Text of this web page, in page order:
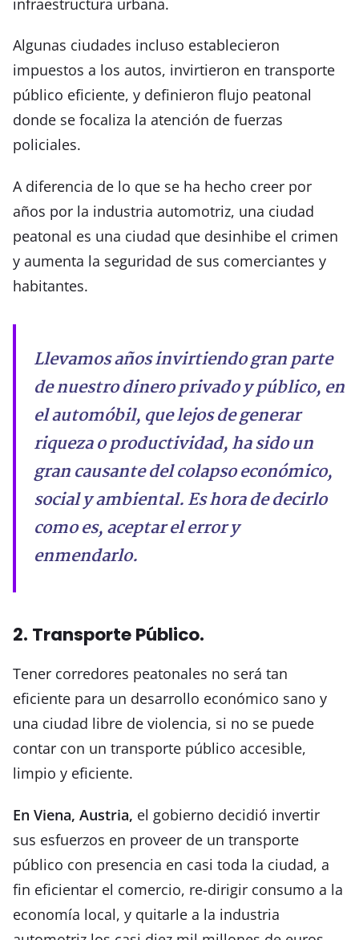
Algunas ciudades incluso establecieron
impuestos a los autos, invirtieron en transporte
público eficiente, y definieron flujo peatonal
donde se focaliza la atención de fuerzas
policiales.
A diferencia de lo que se ha hecho creer por
años por la industria automotriz, una ciudad
peatonal es una ciudad que desinhibe el crimen
y aumenta la seguridad de sus comerciantes y
habitantes.
Llevamos años invirtiendo gran parte
de nuestro dinero privado y público, en
el automóbil, que lejos de generar
riqueza o productividad, ha sido un
gran causante del colapso económico,
social y ambiental. Es hora de decirlo
como es, aceptar el error y
enmendarlo.
2. Transporte Público.
Tener corredores peatonales no será tan
eficiente para un desarrollo económico sano y
una ciudad libre de violencia, si no se puede
contar con un transporte público accesible,
limpio y eficiente.
En Viena, Austria, el gobierno decidió invertir
sus esfuerzos en proveer de un transporte
público con presencia en casi toda la ciudad, a
fin eficientar el comercio, re-dirigir consumo a la
economía local, y quitarle a la industria